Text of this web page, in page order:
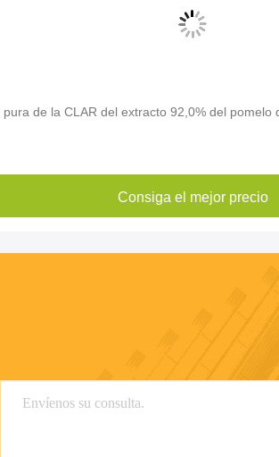
de la CLAR del extracto 92,0% del pomelo
Consiga el mejor precio